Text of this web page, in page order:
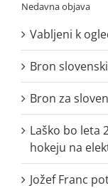
Nedavna objava
Vabljeni k
Bron
Bron za
Laško bo leta
hokeju na
Jožef Franc